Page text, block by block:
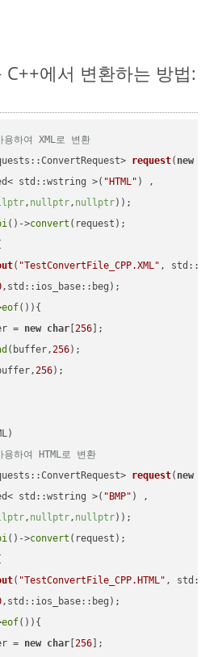
에서 변환하는 방법:
하여 XML로 변환
request( new
std::wstring >(
"HTML" ) ,
, nullptr, nullptr))
()->convert
( "TestConvertFile_CPP.XML" ,
,std::ios_base::beg);
eof()){
= new char [256 ];
(buffer,256);
256);
하여 HTML로 변환
request( new
std::wstring >(
"BMP" ) ,
, nullptr, nullptr))
()->convert
( "TestConvertFile_CPP.HTML" ,
,std::ios_base::beg);
eof()){
= new char [256 ];